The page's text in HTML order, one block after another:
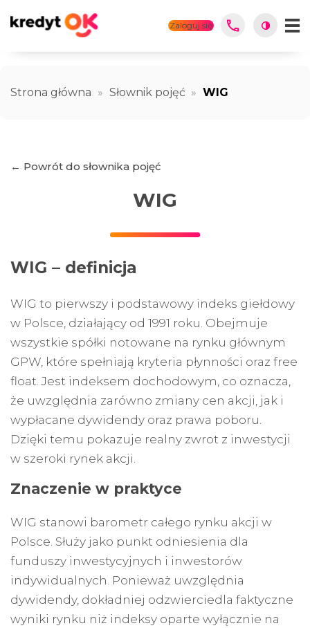
Zaloguj się
Strona główna » Słownik pojęć » WIG
← Powrót do słownika pojęć
WIG
WIG – definicja
WIG to pierwszy i podstawowy indeks giełdowy
w Polsce, działający od 1991 roku. Obejmuje
wszystkie spółki notowane na rynku głównym
GPW, które spełniają kryteria płynności oraz free
float. Jest indeksem dochodowym, co oznacza,
że uwzględnia zarówno zmiany cen akcji, jak i
wypłacane dywidendy oraz prawa poboru.
Dzięki temu pokazuje realny zwrot z inwestycji
w szeroki rynek akcji.
Znaczenie w praktyce
WIG stanowi barometr całego rynku akcji w
Polsce. Służy jako punkt odniesienia dla
funduszy inwestycyjnych i inwestorów
indywidualnych. Ponieważ uwzględnia
dywidendy, dokładniej odzwierciedla faktyczne
wyniki rynku niż indeksy oparte wyłącznie na